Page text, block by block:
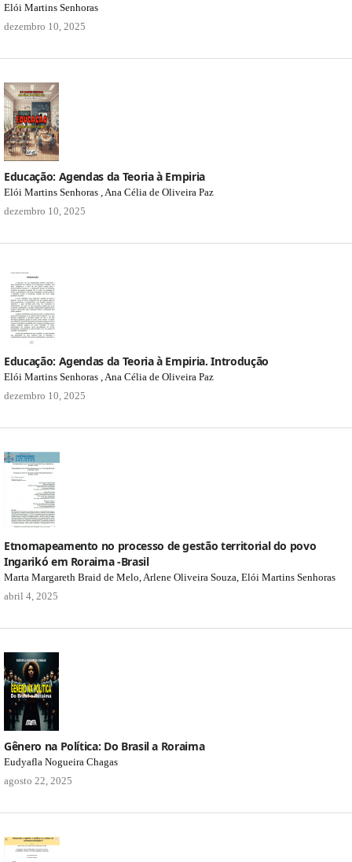
Elói Martins Senhoras
dezembro 10, 2025
Educação: Agendas da Teoria à Empiria
Elói Martins Senhoras , Ana Célia de Oliveira Paz
dezembro 10, 2025
Educação: Agendas da Teoria à Empiria. Introdução
Elói Martins Senhoras , Ana Célia de Oliveira Paz
dezembro 10, 2025
Etnomapeamento no processo de gestão territorial do povo
Ingarikó em Roraima -Brasil
Marta Margareth Braid de Melo, Arlene Oliveira Souza, Elói Martins Senhoras
abril 4, 2025
Gênero na Política: Do Brasil a Roraima
Eudyafla Nogueira Chagas
agosto 22, 2025